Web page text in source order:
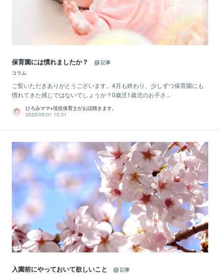
保育園には慣れましたか？
記事
コラム
ご覧いただきありがとうございます。4月も終わり、少しずつ保育園にも
慣れてきた感じではないでしょうか？0歳児1歳児のお子さ...
ひろみママ⭐︎現役保育士がお話聴きます。
2025/05/01 10:31
入園前にやっておいて欲しいこと
記事